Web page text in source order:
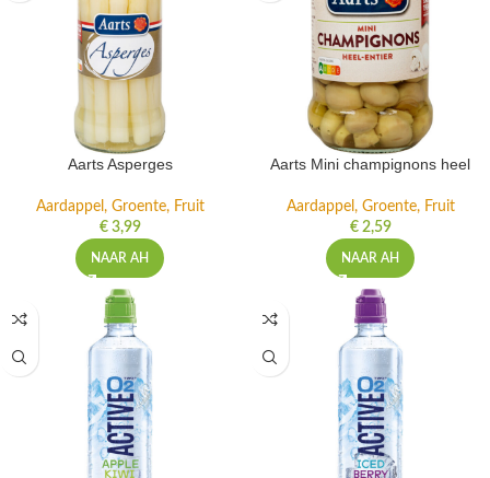
Aarts Asperges
Aardappel, Groente, Fruit
€3,99
NAAR AH
Aarts Mini champignons heel
Aardappel, Groente, Fruit
€2,59
NAAR AH